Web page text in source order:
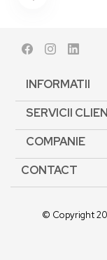
FacebookInstagram
INFORMATII
SERVICII
COMPANIE
CONTACT
© Copyright